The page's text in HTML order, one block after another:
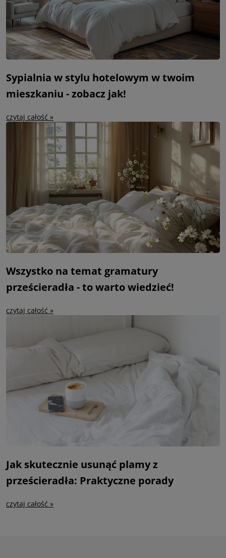
Sypialnia w stylu hotelowym w twoim
mieszkaniu - zobacz jak!
czytaj całość »
Wszystko na temat gramatury
prześcieradła - to warto wiedzieć!
czytaj całość »
Jak skutecznie usunąć plamy z
prześcieradła: Praktyczne porady
czytaj całość »